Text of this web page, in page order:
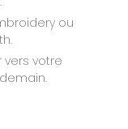
ou
votre